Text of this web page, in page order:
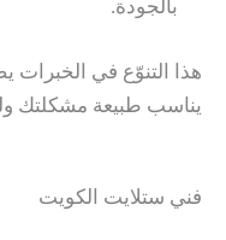
بالجودة.
هذا التنوّع في الخبرات
يناسب طبيعة مشكلتك
فني ستلايت الكويت